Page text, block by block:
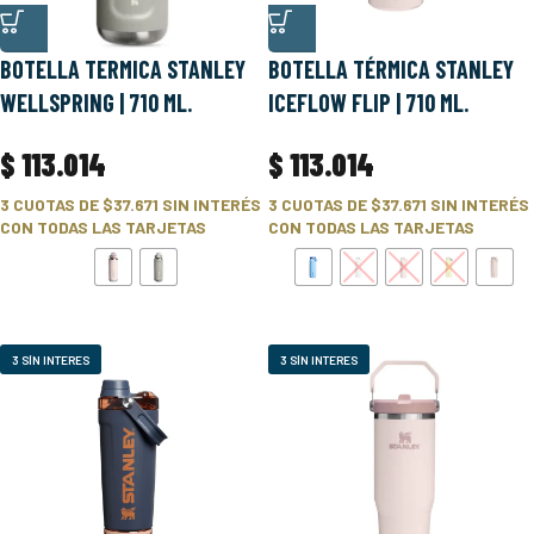
BOTELLA TERMICA STANLEY
WELLSPRING | 710 ML.
$113.014
3 CUOTAS DE $37.671 SIN INTERÉS
CON TODAS LAS TARJETAS
BOTELLA TÉRMICA STANLEY
ICEFLOW FLIP | 710 ML.
$113.014
3 CUOTAS DE $37.671 SIN INTERÉS
CON TODAS LAS TARJETAS
3 SÍN INTERES 3 SÍN INTERES